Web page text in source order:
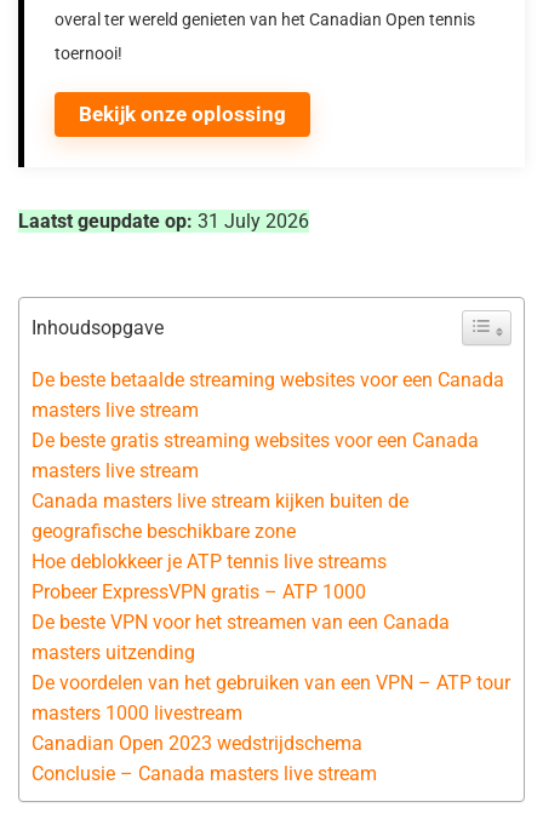
Bekijk onze oplossing
overal ter wereld genieten van het Canadian Open tennis
toernooi!
Laatst geupdate op: 31 July 2026
Inhoudsopgave
De beste betaalde streaming websites voor een Canada
masters live stream
De beste gratis streaming websites voor een Canada
masters live stream
Canada masters live stream kijken buiten de
geografische beschikbare zone
Hoe deblokkeer je ATP tennis live streams
Probeer ExpressVPN gratis – ATP 1000
De beste VPN voor het streamen van een Canada
masters uitzending
De voordelen van het gebruiken van een VPN – ATP tour
masters 1000 livestream
Canadian Open 2023 wedstrijdschema
Conclusie – Canada masters live stream